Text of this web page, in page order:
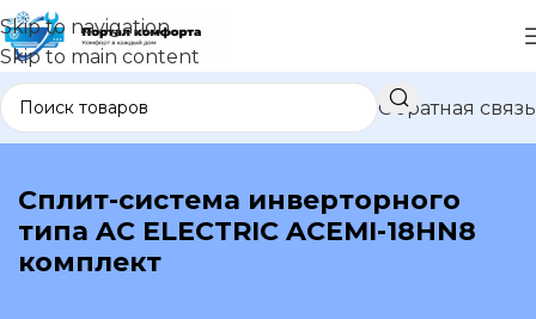
Skip to navigation
Skip to main content
Обратная связь
В каталог
Сплит-система инверторного
типа AC ELECTRIC ACEMI-18HN8
комплект